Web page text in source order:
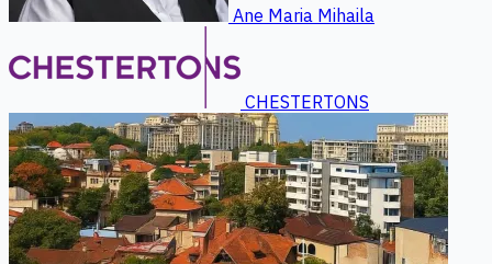
Ane Maria Mihaila
CHESTERTONS